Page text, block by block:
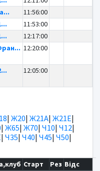
11:56:00
11:53:00
12:17:00
12:20:00
12:05:00
| Ж20| Ж21А| Ж21Е|
| Ж65| Ж70| Ч10| Ч12|
| Ч35| Ч40| Ч45| Ч50|
Старт Рез Відс